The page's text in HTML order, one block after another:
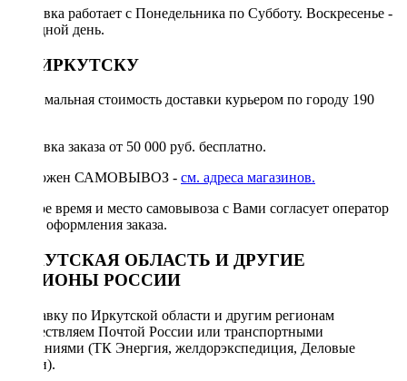
Доставка работает с Понедельника по Субботу. Воскресенье -
выходной день.
ПО ИРКУТСКУ
Минимальная стоимость доставки курьером по городу 190
Доставка заказа от 50 000 руб. бесплатно.
Возможен САМОВЫВОЗ - см. адреса магазинов.
Точное время и место самовывоза с Вами согласует оператор
после оформления заказа.
ИРКУТСКАЯ ОБЛАСТЬ И ДРУГИЕ
РЕГИОНЫ РОССИИ
Отправку по Иркутской области и другим регионам
осуществляем Почтой России или транспортными
компаниями (ТК Энергия, желдорэкспедиция, Деловые
линии).